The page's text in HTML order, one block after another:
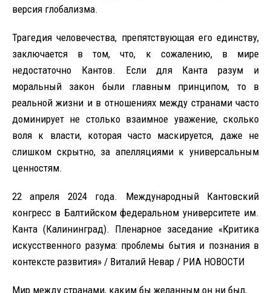
версия глобализма.
Трагедия человечества, препятствующая его единству,
заключается в том, что, к сожалению, в мире
недостаточно Кантов. Если для Канта разум и
моральный закон были главным принципом, то в
реальной жизни и в отношениях между странами часто
доминирует не столько взаимное уважение, сколько
воля к власти, которая часто маскируется, даже не
слишком скрытно, за апелляциями к универсальным
ценностям.
22 апреля 2024 года. Международный Кантовский
конгресс в Балтийском федеральном университете им.
Канта (Калининград). Пленарное заседание «Критика
искусственного разума: проблемы бытия и познания в
контексте развития» / Виталий Невар / РИА НОВОСТИ
Мир между странами, каким бы желанным он ни был,